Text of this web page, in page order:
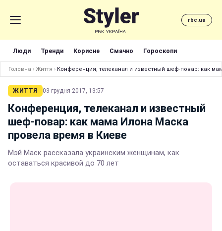
rbc.ua
Люди Тренди Корисне Смачно Гороскопи
Головна › Життя › Конференция, телеканал и известный шеф-повар: как
ЖИТТЯ 03 грудня 2017, 13:57
Конференция, телеканал и известный
шеф-повар: как мама Илона Маска
провела время в Киеве
Мэй Маск рассказала украинским женщинам, как
оставаться красивой до 70 лет